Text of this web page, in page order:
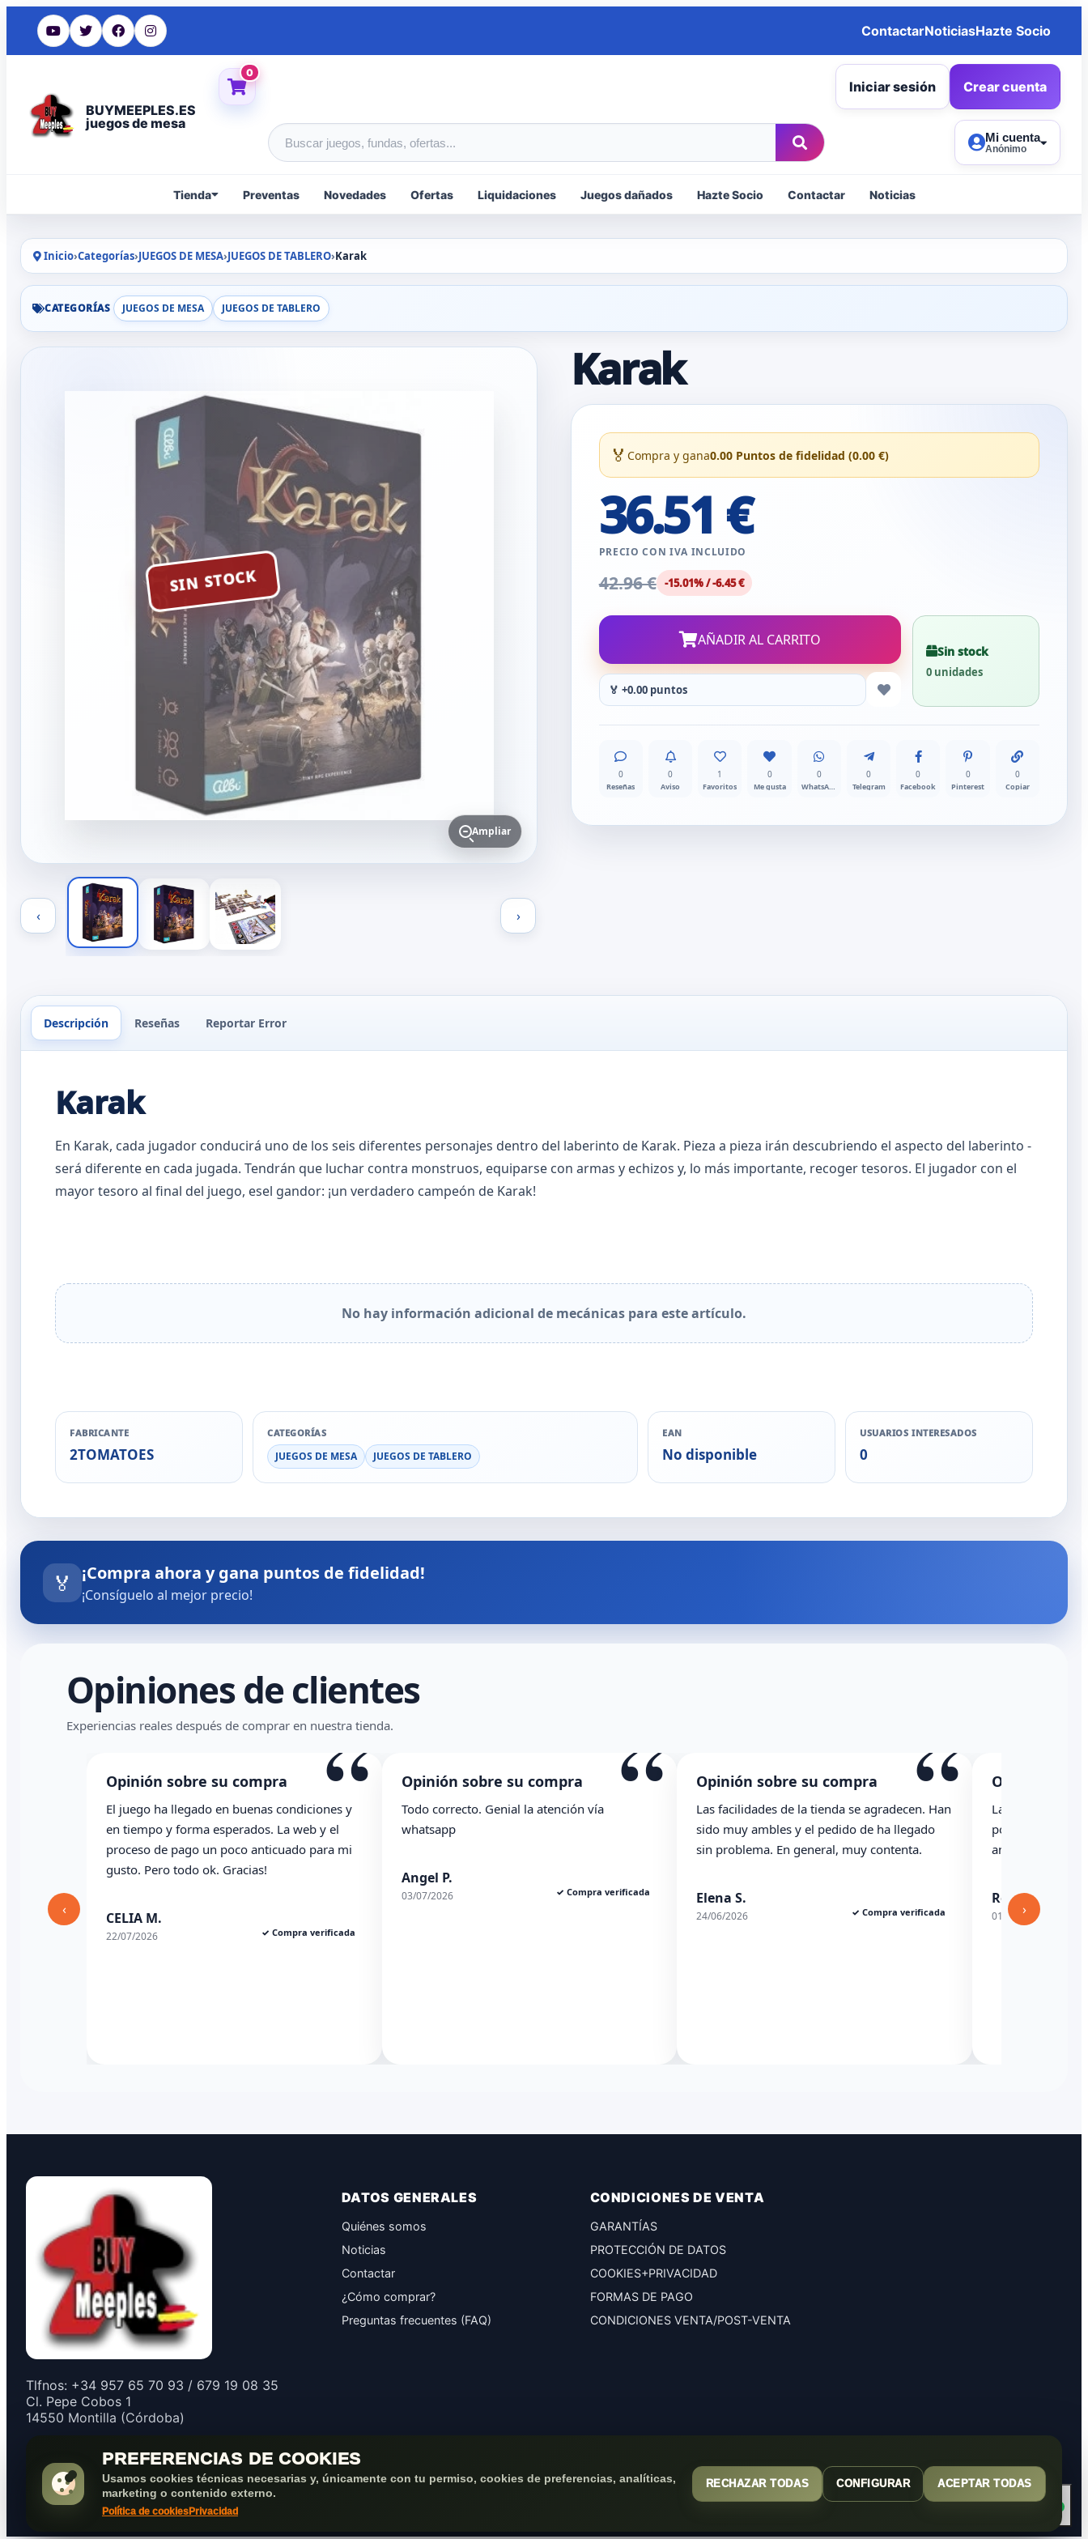
PREFERENCIAS DE COOKIES
Usamos cookies técnicas necesarias y, únicamente con tu permiso, cookies de preferencias, analíticas,
marketing o contenido externo.
Política de cookies Privacidad
RECHAZAR TODAS CONFIGURAR ACEPTAR TODAS
ContactarNoticiasHazte Socio
BUYMEEPLES.ES
juegos de mesa
0
Iniciar sesión Crear cuenta
Buscar productos
Mi cuenta
Anónimo
Tienda Preventas Novedades Ofertas Liquidaciones Juegos dañados Hazte Socio Contactar Noticias
Inicio›Categorías›JUEGOS DE MESA›JUEGOS DE TABLERO›Karak
CATEGORÍAS JUEGOS DE MESA JUEGOS DE TABLERO
SIN STOCK
Ampliar
‹ ›
Karak
🏅 Compra y gana0.00 Puntos de fidelidad (0.00 €)
36.51 €
PRECIO CON IVA INCLUIDO
42.96 € -15.01% / -6.45 €
AÑADIR AL CARRITO
🏅 +0.00 puntos
Sin stock
0 unidades
0
Reseñas
0
Aviso
1
Favoritos
0
Me gusta
0
WhatsApp
0
Telegram
0
Facebook
0
Pinterest
0
Copiar
Descripción Reseñas Reportar Error
Karak
En Karak, cada jugador conducirá uno de los seis diferentes personajes dentro del laberinto de Karak. Pieza a pieza irán descubriendo el aspecto del laberinto -
será diferente en cada jugada. Tendrán que luchar contra monstruos, equiparse con armas y echizos y, lo más importante, recoger tesoros. El jugador con el
mayor tesoro al final del juego, esel gandor: ¡un verdadero campeón de Karak!
No hay información adicional de mecánicas para este artículo.
FABRICANTE
2TOMATOES
CATEGORÍAS
JUEGOS DE MESA JUEGOS DE TABLERO
EAN
No disponible
USUARIOS INTERESADOS
0
🏅 ¡Compra ahora y gana puntos de fidelidad!
¡Consíguelo al mejor precio!
Opiniones de clientes
Experiencias reales después de comprar en nuestra tienda.
‹
“
Opinión sobre su compra
El juego ha llegado en buenas condiciones y
en tiempo y forma esperados. La web y el
proceso de pago un poco anticuado para mi
gusto. Pero todo ok. Gracias!
CELIA M.
✓ Compra verificada
“
Opinión sobre su compra
Todo correcto. Genial la atención vía
✓ Compra verificada
“
Opinión sobre su compra
Las facilidades de la tienda se agradecen. Han
sido muy ambles y el pedido de ha llegado
sin problema. En general, muy contenta.
Elena S.
✓ Compra verificada
Opinión sobre su
La caja ha llegado con una
podría haber indicado
anterioridad
01/06/2026 ›
Tlfnos: +34 957 65 70 93 / 679 19 08 35
Cl. Pepe Cobos 1
14550 Montilla (Córdoba)
DATOS GENERALES
Quiénes somos
Noticias
Contactar
¿Cómo comprar?
Preguntas frecuentes (FAQ)
CONDICIONES DE VENTA
GARANTÍAS
PROTECCIÓN DE DATOS
COOKIES+PRIVACIDAD
FORMAS DE PAGO
CONDICIONES VENTA/POST-VENTA